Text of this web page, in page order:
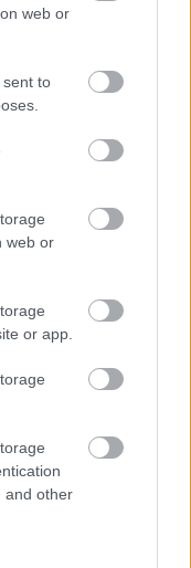
web or
to
web or
or app.
and other
a